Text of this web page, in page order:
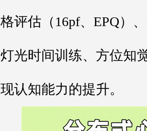
格评估（16pf、EPQ）
灯光时间训练、方位知
现认知能力的提升。